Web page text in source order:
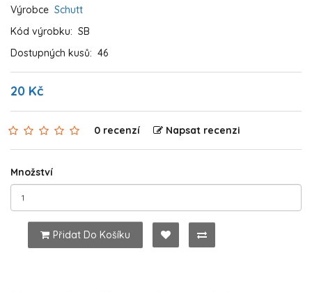
Výrobce Schutt
Kód výrobku: SB
Dostupných kusů: 46
20 Kč
0 recenzí Napsat recenzi
Množství
Přidat Do Košíku